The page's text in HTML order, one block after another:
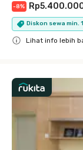
-8%
Diskon sewa min.
Lihat info lebih